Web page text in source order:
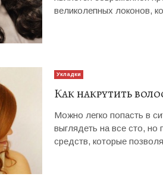
великолепных локонов,
Укладки
Как накрутить
Можно легко попасть в
выглядеть на все сто, но
средств, которые